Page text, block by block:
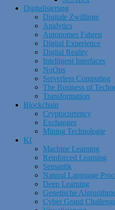
Digitalisierung
Digitale Zwillinge
Analytics
Autonomes Fahren
Digital Experience
Digital Reality
Intelligent Interfaces
NoOps
Serverless Computing
The Business of
Transformation
Blockchain
Cryptocurrency
Exchanges
Mining Technologie
KI
Machine Learning
Reinforced Learning
Semantik
Natural Language
Deep Learning
Genetische
Cyber Grand